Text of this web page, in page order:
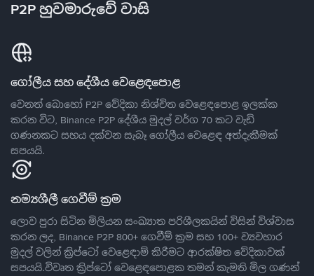
P2P හුවමාරුවේ වාසි
ගෝලීය සහ දේශීය වෙළෙඳපොළ
වෙනත් බොහෝ P2P වේදිකා නිශ්චිත වෙළෙඳපොළ ඉලක්ක
කරන විට, Binance P2P දේශීය මුදල් වර්ග 70 කට වැඩි
ගණනකට සහය දක්වන සැබෑ ගෝලීය වෙළෙඳ අත්දැකීමක්
සපයයි.
නම්‍යශීලී ගෙවීම් ක්‍රම
ලොව පුරා සිටින මිලියන සංඛ්‍යාත පරිශීලකයින් විසින් විශ්වාස
කරන ලද, Binance P2P 800+ ගෙවීම් ක්‍රම සහ 100+ ව්‍යවහාර
මුදල් වලින් ක්‍රිප්ටෝ වෙළෙඳාම් කිරීමට ආරක්ෂිත වේදිකාවක්
සපයයි.විවෘත ක්‍රිප්ටෝ වෙළෙඳපොළක තමන් කැමති මිල ගණන්